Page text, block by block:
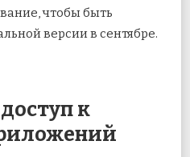
чтобы быть
версии в сентябре.
к